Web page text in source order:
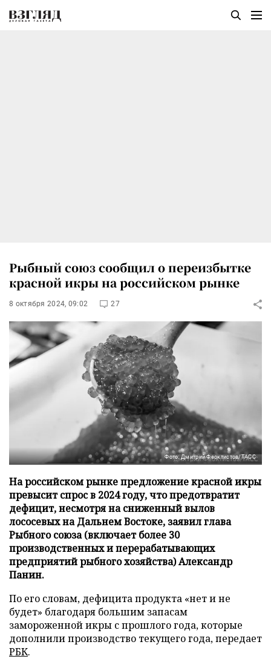
Рыбный союз сообщил о переизбытке
красной икры на российском рынке
8 октября 2024, 09:02 27
Фото: Дмитрий Феоктистов/ТАСС
На российском рынке предложение красной икры
превысит спрос в 2024 году, что предотвратит
дефицит, несмотря на сниженный вылов
лососевых на Дальнем Востоке, заявил глава
Рыбного союза (включает более 30
производственных и перерабатывающих
предприятий рыбного хозяйства) Александр
Панин.
По его словам, дефицита продукта «нет и не
будет» благодаря большим запасам
замороженной икры с прошлого года, которые
дополнили производство текущего года, передает
РБК.